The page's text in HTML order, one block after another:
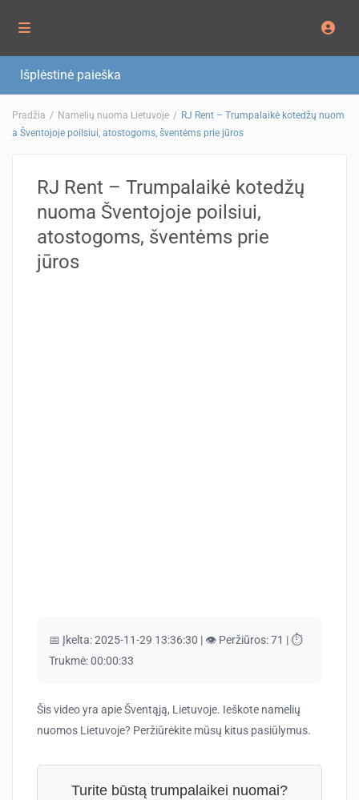
Išplėstinė paieška
Pradžia Namelių nuoma Lietuvoje
RJ Rent – Trumpalaikė kotedžų nuom
a Šventojoje poilsiui, atostogoms, šventėms prie jūros
RJ Rent – Trumpalaikė kotedžų
nuoma Šventojoje poilsiui,
atostogoms, šventėms prie
jūros
📅 Įkelta:2025-11-29 13:36:30 | 👁️ Peržiūros:71 | ⏱️
Trukmė:00:00:33
Šis video yra apie Šventąją, Lietuvoje. Ieškote namelių
nuomos Lietuvoje? Peržiūrėkite mūsų kitus pasiūlymus.
Turite būstą trumpalaikei nuomai?